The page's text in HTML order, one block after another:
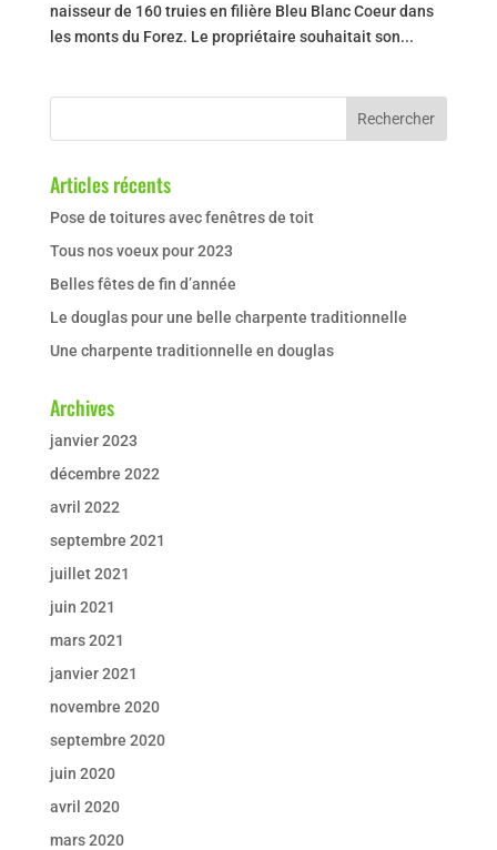
naisseur de 160 truies en filière Bleu Blanc Coeur dans
les monts du Forez. Le propriétaire souhaitait son...
Articles récents
Pose de toitures avec fenêtres de toit
Tous nos voeux pour 2023
Belles fêtes de fin d’année
Le douglas pour une belle charpente traditionnelle
Une charpente traditionnelle en douglas
Archives
janvier 2023
décembre 2022
avril 2022
septembre 2021
juillet 2021
juin 2021
mars 2021
janvier 2021
novembre 2020
septembre 2020
juin 2020
avril 2020
mars 2020